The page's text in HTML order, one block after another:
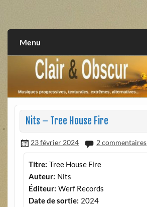
extrêmes, alternatives, texturales
Menu
Nits – Tree House Fire
23 février 2024 2 commentaires
Titre: Tree House Fire
Auteur: Nits
Éditeur: Werf Records
Date de sortie: 2024